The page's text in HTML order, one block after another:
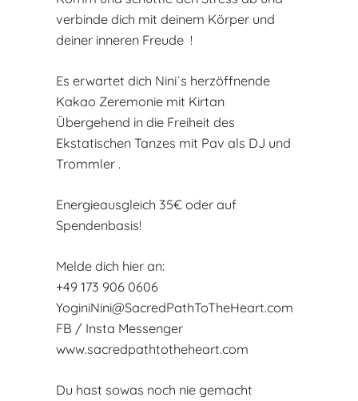
verbinde dich mit deinem Körper und
deiner inneren Freude !
Es erwartet dich Nini´s herzöffnende
Kakao Zeremonie mit Kirtan
Übergehend in die Freiheit des
Ekstatischen Tanzes mit Pav als DJ und
Trommler .
Energieausgleich 35€ oder auf
Spendenbasis!
Melde dich hier an:
+49 173 906 0606
YoginiNini@SacredPathToTheHeart.com
FB / Insta Messenger
www.sacredpathtotheheart.com
Du hast sowas noch nie gemacht